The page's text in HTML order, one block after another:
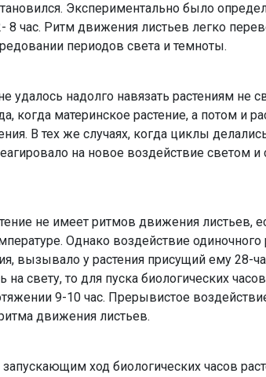
Экспериментально было
час. Ритм движения листьев легко
периодов света и темноты.
удалось надолго навя­зать растениям не
когда материнское растение, а потом и
В тех же случаях, когда циклы
на новое воздействие светом
не имеет ритмов движения листьев,
Однако воздействие
вызывало у растения присущий ему 28-
свету, то для пуска биологических
9-10 час. Прерывистое
движения листьев.
ход биоло­гических часов